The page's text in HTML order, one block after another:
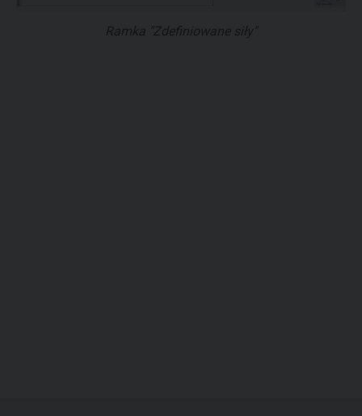
Ramka "Zdefiniowane siły"